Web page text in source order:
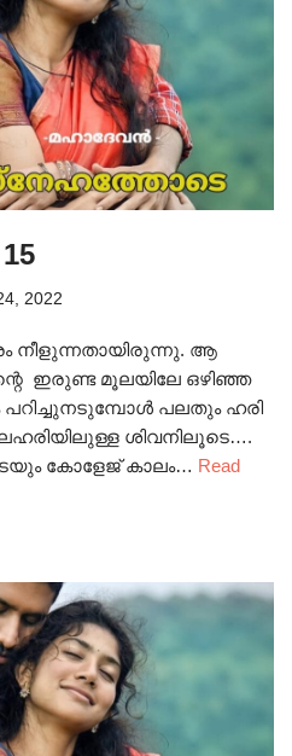
2022
നീളുന്നതായിരുന്നു. ആ
ഇരുണ്ട മൂലയിലേ ഒഴിഞ്ഞ
പറിച്ചുനടുമ്പോൾ പലതും ഹരി
ശിവനിലൂടെ….
കോളേജ് കാലം… Read